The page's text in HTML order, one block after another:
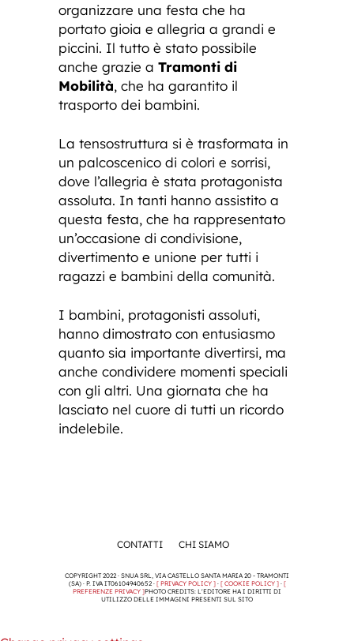
organizzare una festa che ha
portato gioia e allegria a grandi e
piccini. Il tutto è stato possibile
anche grazie a Tramonti di
Mobilità, che ha garantito il
trasporto dei bambini.
La tensostruttura si è trasformata in
un palcoscenico di colori e sorrisi,
dove l’allegria è stata protagonista
assoluta. In tanti hanno assistito a
questa festa, che ha rappresentato
un’occasione di condivisione,
divertimento e unione per tutti i
ragazzi e bambini della comunità.
I bambini, protagonisti assoluti,
hanno dimostrato con entusiasmo
quanto sia importante divertirsi, ma
anche condividere momenti speciali
con gli altri. Una giornata che ha
lasciato nel cuore di tutti un ricordo
indelebile.
CONTATTI CHI SIAMO
COPYRIGHT 2022 · SNUA SRL, VIA CASTELLO SANTA MARIA 20 - TRAMONTI
(SA) · P. IVA IT06104940652 · [ PRIVACY POLICY ]· [ COOKIE POLICY ]· [
PREFERENZE PRIVACY ]PHOTO CREDITS: L'EDITORE HA I DIRITTI DI
UTILIZZO DELLE IMMAGINI PRESENTI SUL SITO